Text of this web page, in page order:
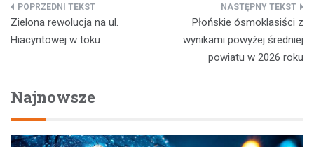
Nawigacja
wpisu
Zielona rewolucja na ul.
Hiacyntowej w toku
Płońskie ósmoklasiści z
wynikami powyżej średniej
powiatu w 2026 roku
Najnowsze